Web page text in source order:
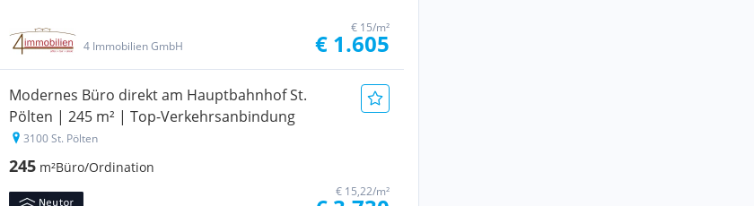
4 Immobilien GmbH
€ 15/m²
€ 1.605
Modernes Büro direkt am Hauptbahnhof St.
Pölten | 245 m² | Top-Verkehrsanbindung
3100 St. Pölten
245 m²Büro/Ordination
€ 15,22/m²